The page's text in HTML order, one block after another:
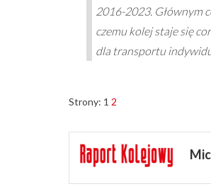
2016-2023. Głównym
czemu kolej staje się
dla transportu
Strony: 1 2